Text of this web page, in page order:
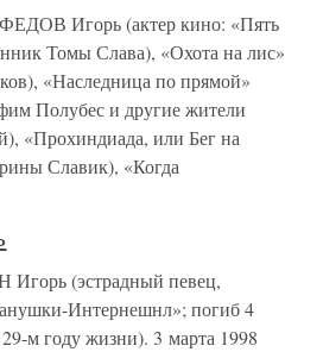
Игорь (актер кино: «Пять
Томы Слава), «Охота на лис»
«Наследница по прямой»
Полубес и другие жители
«Прохиндиада, или Бег на
Славик), «Когда
(эстрадный певец,
Интернешнл»; погиб 4
29-м году жизни). 3 марта 1998